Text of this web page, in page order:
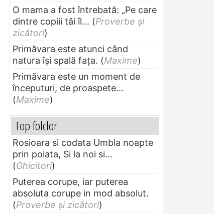
O mama a fost întrebată: „Pe care
dintre copiii tăi îl... (Proverbe și
zicători)
Primăvara este atunci când
natura își spală fața. (Maxime)
Primăvara este un moment de
începuturi, de proaspete...
(Maxime)
Top folclor
Rosioara si codata Umbla noapte
prin poiata, Si la noi si...
(Ghicitori)
Puterea corupe, iar puterea
absoluta corupe in mod absolut.
(Proverbe și zicători)